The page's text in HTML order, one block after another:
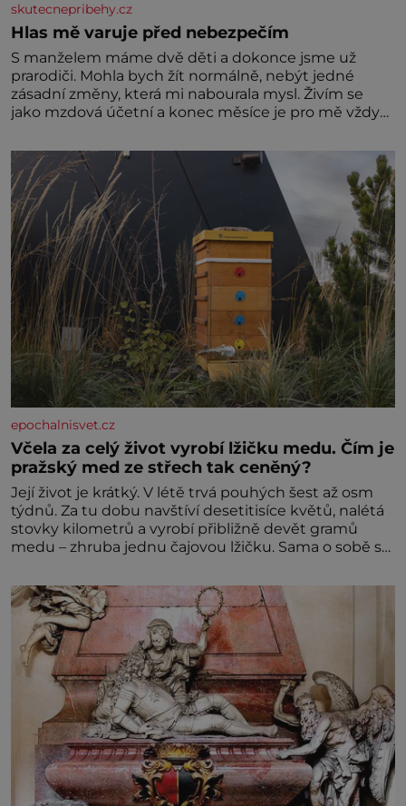
skutecnepribehy.cz
Hlas mě varuje před nebezpečím
S manželem máme dvě děti a dokonce jsme už
prarodiči. Mohla bych žít normálně, nebýt jedné
zásadní změny, která mi nabourala mysl. Živím se
jako mzdová účetní a konec měsíce je pro mě vždy
máme vnoučata, mi dcera čím dál častěji volá o
pomoc, co se hlídání týče. Dalo by se
epochalnisvet.cz
Včela za celý život vyrobí lžičku medu. Čím je
pražský med ze střech tak ceněný?
Její život je krátký. V létě trvá pouhých šest až osm
týdnů. Za tu dobu navštíví desetitisíce květů, nalétá
stovky kilometrů a vyrobí přibližně devět gramů
medu – zhruba jednu čajovou lžičku. Sama o sobě se
dalšími desítkami tisíc příslušnic svého včelstva,
vznikne jeden z nejdokonalejších organismů